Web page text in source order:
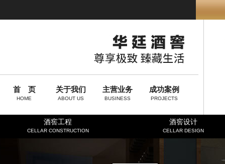
首 页
HOME
关于我们
ABOUT US
主营业务
BUSINESS
成功案例
PROJECTS
酒窖工程
CELLAR CONSTRUCTION
酒窖设计
CELLAR DESIGN